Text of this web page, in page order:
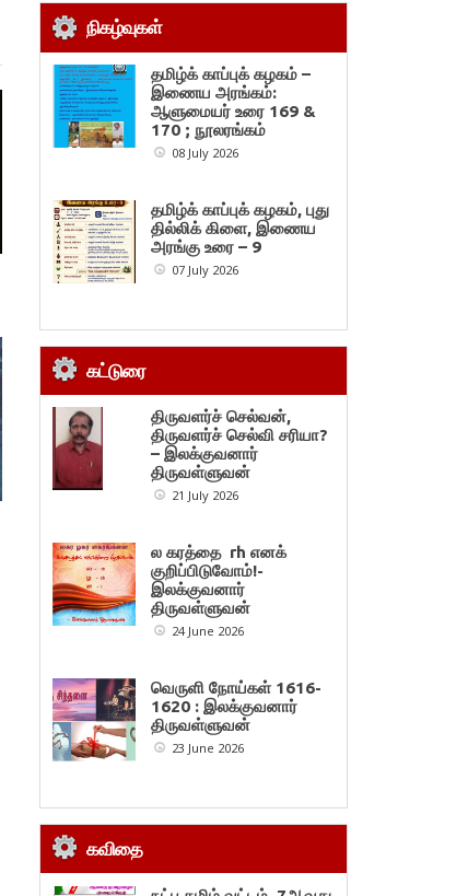
நிகழ்வுகள்
தமிழ்க் காப்புக் கழகம் –
இணைய அரங்கம்:
ஆளுமையர் உரை 169 &
170 ; நூலரங்கம்
08 July 2026
தமிழ்க் காப்புக் கழகம், புது
தில்லிக் கிளை, இணைய
அரங்கு உரை – 9
07 July 2026
கட்டுரை
திருவளர்ச் செல்வன்,
திருவளர்ச் செல்வி சரியா?
– இலக்குவனார்
திருவள்ளுவன்
21 July 2026
ல கரத்தை rh எனக்
குறிப்பிடுவோம்!-
இலக்குவனார்
திருவள்ளுவன்
24 June 2026
வெருளி நோய்கள் 1616-
1620 : இலக்குவனார்
திருவள்ளுவன்
23 June 2026
கவிதை